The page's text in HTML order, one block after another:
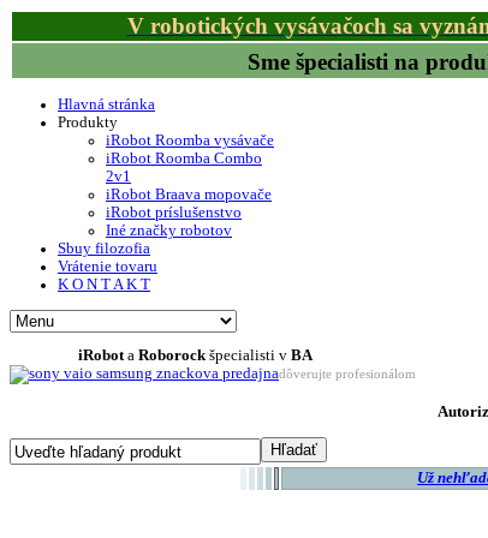
V robotických vysávačoch sa
Sme špecialisti na
Hlavná stránka
Produkty
iRobot Roomba vysávače
iRobot Roomba Combo
2v1
iRobot Braava mopovače
iRobot príslušenstvo
Iné značky robotov
Sbuy filozofia
Vrátenie tovaru
K O N T A K T
iRobota Roborockšpecialisti v BA
dôverujte profesionálom
Už